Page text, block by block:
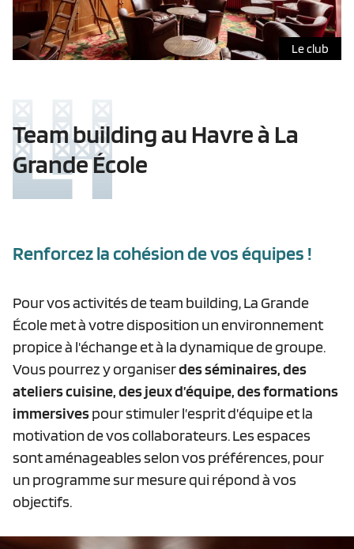
Le club
Team building au Havre à La
Grande École
Renforcez la cohésion de vos équipes !
Pour vos activités de team building, La Grande
École met à votre disposition un environnement
propice à l'échange et à la dynamique de groupe.
Vous pourrez y organiserdes séminaires, des
ateliers cuisine, des jeux d’équipe,des formations
immersivespour stimuler l’esprit d’équipe et la
motivation de vos collaborateurs. Les espaces
sont aménageables selon vos préférences, pour
un programme sur mesure qui répond à vos
objectifs.